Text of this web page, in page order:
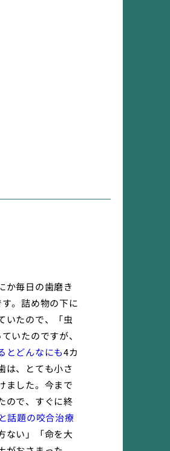
か毎日の歯磨き
。詰め物の下に
いたので、「虫
いたのですが、
とどんなにも4カ
は、とても小さ
ました。今まで
ので、すぐに終
話題の咬合治療
ない」「命を大